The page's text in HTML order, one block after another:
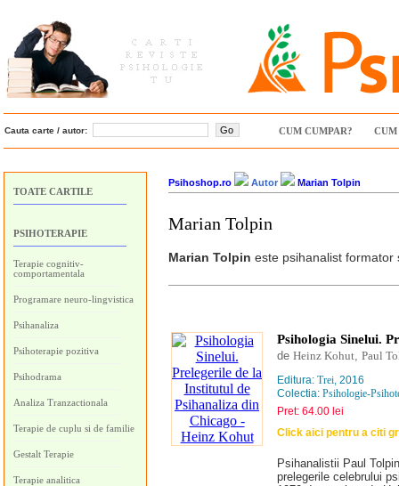
Cauta carte / autor: CUM CUMPAR? CUM
TOATE CARTILE
PSIHOTERAPIE
Terapie cognitiv-
comportamentala
Programare neuro-lingvistica
Psihanaliza
Psihoterapie pozitiva
Psihodrama
Analiza Tranzactionala
Terapie de cuplu si de familie
Gestalt Terapie
Terapie analitica
Psihoshop.ro Autor Marian Tolpin
Marian Tolpin
Marian Tolpin este psihanalist formator
Psihologia Sinelui.
de Heinz Kohut, Paul
Editura: Trei, 2016
Colectia: Psihologie-
Pret: 64.00 lei
Click aici pentru a citi
Psihanalistii Paul
prelegerile celebrului